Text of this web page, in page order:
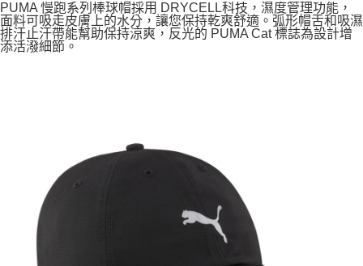
PUMA 慢跑系列棒球帽採用 DRYCELL科技，濕度管理功能，
面料可吸走皮膚上的水分，讓您保持乾爽舒適。弧形帽舌和吸濕
排汗止汗帶能幫助保持涼爽，反光的 PUMA Cat 標誌為設計增
添活潑細節。